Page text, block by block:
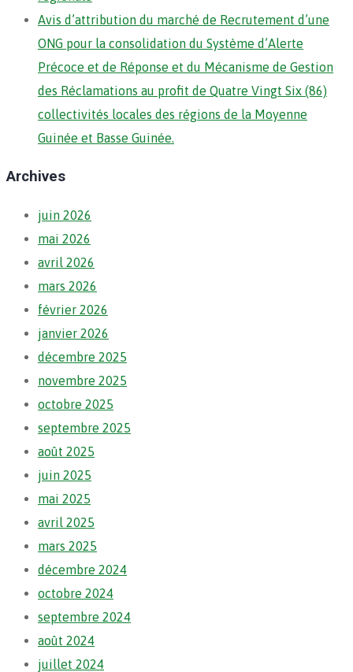
Avis d’attribution du marché de Recrutement d’une
ONG pour la consolidation du Système d’Alerte
Précoce et de Réponse et du Mécanisme de Gestion
des Réclamations au profit de Quatre Vingt Six (86)
collectivités locales des régions de la Moyenne
Guinée et Basse Guinée.
Archives
juin 2026
mai 2026
avril 2026
mars 2026
février 2026
janvier 2026
décembre 2025
novembre 2025
octobre 2025
septembre 2025
août 2025
juin 2025
mai 2025
avril 2025
mars 2025
décembre 2024
octobre 2024
septembre 2024
août 2024
juillet 2024